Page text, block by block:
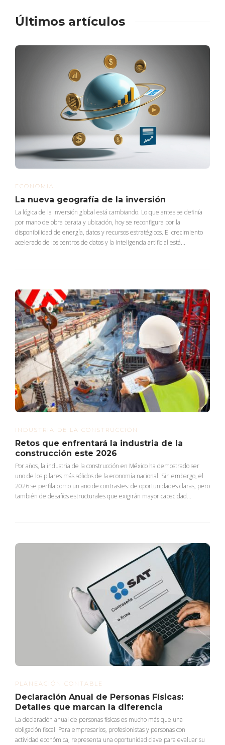
Últimos artículos
ECONOMIA
La nueva geografía de la inversión
La lógica de la inversión global está cambiando. Lo que antes se definía
por mano de obra barata y ubicación, hoy se reconfigura por la
disponibilidad de energía, datos y recursos estratégicos. El crecimiento
acelerado de los centros de datos y la inteligencia artificial está...
INDUSTRIA DE LA CONSTRUCCIÓN
Retos que enfrentará la industria de la
construcción este 2026
Por años, la industria de la construcción en México ha demostrado ser
uno de los pilares más sólidos de la economía nacional. Sin embargo, el
2026 se perfila como un año de contrastes: de oportunidades claras, pero
también de desafíos estructurales que exigirán mayor capacidad...
PLANEACIÓN CONTABLE
Declaración Anual de Personas Físicas:
Detalles que marcan la diferencia
La declaración anual de personas físicas es mucho más que una
obligación fiscal. Para empresarios, profesionistas y personas con
actividad económica, representa una oportunidad clave para evaluar su